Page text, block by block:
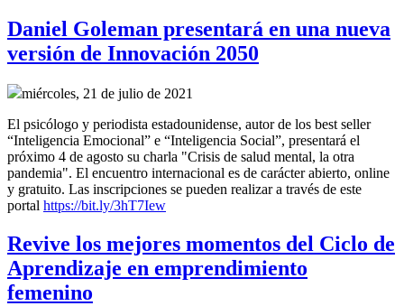
Daniel Goleman presentará en una nueva
versión de Innovación 2050
miércoles, 21 de julio de 2021
El psicólogo y periodista estadounidense, autor de los best seller
“Inteligencia Emocional” e “Inteligencia Social”, presentará el
próximo 4 de agosto su charla "Crisis de salud mental, la otra
pandemia". El encuentro internacional es de carácter abierto, online
y gratuito. Las inscripciones se pueden realizar a través de este
portal https://bit.ly/3hT7Iew
Revive los mejores momentos del Ciclo de
Aprendizaje en emprendimiento
femenino